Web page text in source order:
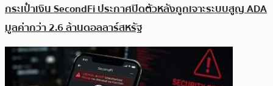
กระเป๋าเงิน SecondFi ประกาศปิดตัวหลังถูกเจาะระบบสูญ ADA
มูลค่ากว่า 2.6 ล้านดอลลาร์สหรัฐ